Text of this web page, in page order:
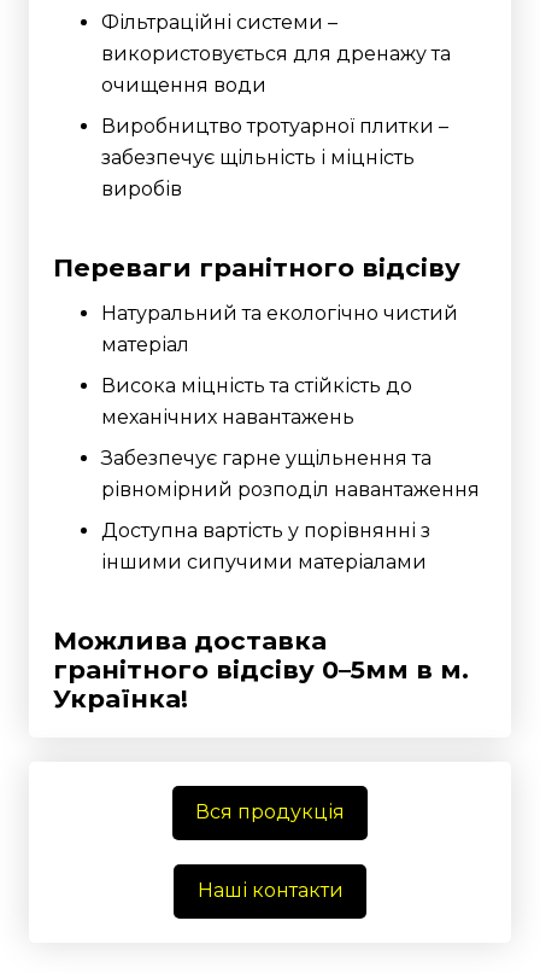
Фільтраційні системи –
використовується для дренажу та
очищення води
Виробництво тротуарної плитки –
забезпечує щільність і міцність
виробів
Переваги гранітного відсіву
Натуральний та екологічно чистий
матеріал
Висока міцність та стійкість до
механічних навантажень
Забезпечує гарне ущільнення та
рівномірний розподіл навантаження
Доступна вартість у порівнянні з
іншими сипучими матеріалами
Можлива доставка
гранітного відсіву 0–5мм в м.
Українка!
Вся продукція
Наші контакти